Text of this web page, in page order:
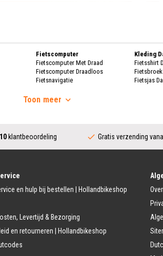
Fietscomputer
Fietscomputer Met Draad
Fietscomputer Draadloos
Fietsnavigatie
Voeding
Bescherming
Fietshoes
Fietstrainers
Handwarmer/Handmof
Kinder Accessoires
Kleding
Fietsshirt
Fietsbroek
Fietsjas
Poncho
Fietsbroek
Fietsjas
Fietshelm
Toon meer
klantbeoordeling Gratis verzending
en hulp bij bestellen | Hollandbikeshop
Levertijd & Bezorging
en retourneren | Hollandbikeshop